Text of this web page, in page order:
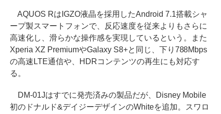
AQUOS RはIGZO液晶を採用したAndroid 7.1搭載シャ
ープ製スマートフォンで、反応速度を従来よりもさらに
高速化し、滑らかな操作感を実現しているという。また
Xperia XZ PremiumやGalaxy S8+と同じ、下り788Mbps
の高速LTE通信や、HDRコンテンツの再生にも対応す
る。
DM-01Jはすでに発売済みの製品だが、Disney Mobile
初のドナルド&デイジーデザインのWhiteを追加。スワロ